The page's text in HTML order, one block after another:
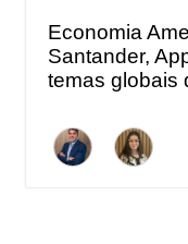
Economia
Santander,
temas globais